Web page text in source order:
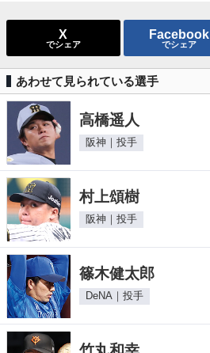
X
でシェア
Facebook
でシェア
あわせて見られている選手
高橋遥人
阪神｜投手
村上頌樹
阪神｜投手
篠木健太郎
DeNA｜投手